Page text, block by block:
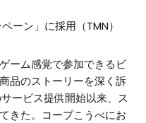
ーン」に採用（TMN）
ーム感覚で参加できるビ
品のストーリーを深く訴
ービス提供開始以来、ス
きた。コープこうべにお